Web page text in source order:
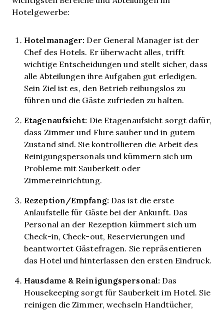
Hotelgewerbe:
Hotelmanager: Der General Manager ist der
Chef des Hotels. Er überwacht alles, trifft
wichtige Entscheidungen und stellt sicher, dass
alle Abteilungen ihre Aufgaben gut erledigen.
Sein Ziel ist es, den Betrieb reibungslos zu
führen und die Gäste zufrieden zu halten.
Etagenaufsicht: Die Etagenaufsicht sorgt dafür,
dass Zimmer und Flure sauber und in gutem
Zustand sind. Sie kontrollieren die Arbeit des
Reinigungspersonals und kümmern sich um
Probleme mit Sauberkeit oder
Zimmereinrichtung.
Rezeption/Empfang: Das ist die erste
Anlaufstelle für Gäste bei der Ankunft. Das
Personal an der Rezeption kümmert sich um
Check-in, Check-out, Reservierungen und
beantwortet Gästefragen. Sie repräsentieren
das Hotel und hinterlassen den ersten Eindruck.
Hausdame & Reinigungspersonal: Das
Housekeeping sorgt für Sauberkeit im Hotel. Sie
reinigen die Zimmer, wechseln Handtücher,